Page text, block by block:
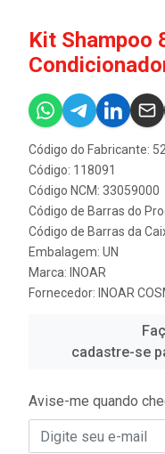
Kit Shampoo
Código do Fabricante:
Código: 118091
Código NCM: 33059000
Código de Barras do
Código de Barras da
Embalagem: UN
Marca: INOAR
Fornecedor: INOAR
cadastre-se
Avise-me quando